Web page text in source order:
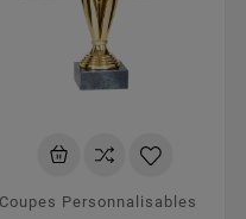
Coupes Personnalisables